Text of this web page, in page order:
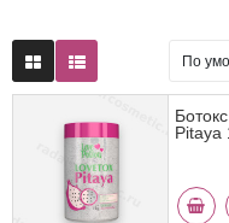
Завершающие маски 3
Инструмент
Кератин
Pitaya